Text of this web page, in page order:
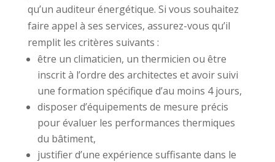
qu’un auditeur énergétique. Si vous souhaitez
faire appel à ses services, assurez-vous qu’il
remplit les critères suivants :
être un climaticien, un thermicien ou être
inscrit à l’ordre des architectes et avoir suivi
une formation spécifique d’au moins 4 jours,
disposer d’équipements de mesure précis
pour évaluer les performances thermiques
du bâtiment,
justifier d’une expérience suffisante dans le